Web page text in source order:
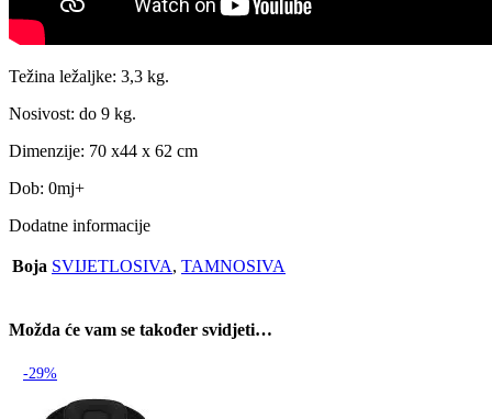
Težina ležaljke: 3,3 kg.
Nosivost: do 9 kg.
Dimenzije: 70 x44 x 62 cm
Dob: 0mj+
Dodatne informacije
Boja SVIJETLOSIVA, TAMNOSIVA
Možda će vam se također svidjeti…
-29%